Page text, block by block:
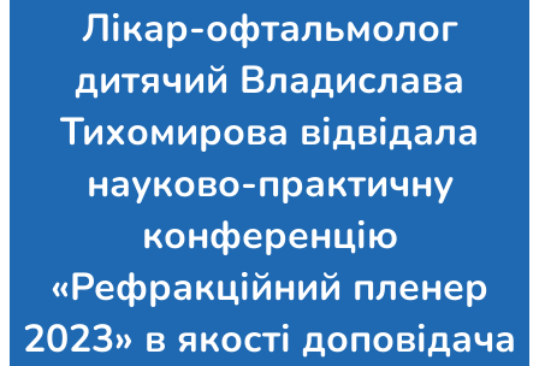
Лікар-офтальмолог
дитячий Владислава
Тихомирова відвідала
науково-практичну
конференцію
«Рефракційний пленер
2023» в якості доповідача